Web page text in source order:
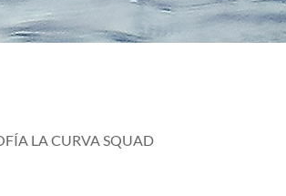
LA CURVA SQUAD